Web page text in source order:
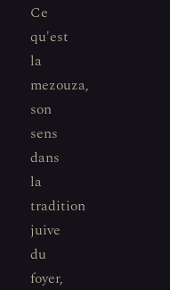
Ce
qu'est
la
mezouza,
son
sens
dans
la
tradition
juive
du
foyer,